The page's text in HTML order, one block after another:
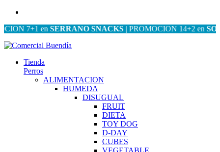
7+1 enSERRANO SNACKS| PROMOCION 14+2 enSOS|
Tienda
Perros
ALIMENTACION
HUMEDA
DISUGUAL
FRUIT
DIETA
TOY DOG
D-DAY
CUBES
VEGETABLE